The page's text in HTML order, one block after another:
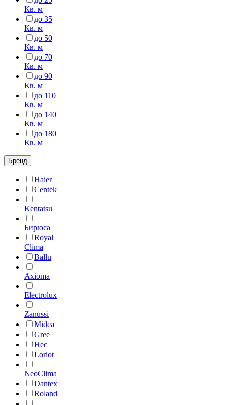
Кв. м
до 35
Кв. м
до 50
Кв. м
до 70
Кв. м
до 90
Кв. м
до 110
Кв. м
до 140
Кв. м
до 180
Кв. м
Бренд
Haier
Centek
Kentatsu
Бирюса
Royal
Clima
Ballu
Axioma
Electrolux
Zanussi
Midea
Gree
Hec
Loriot
NeoClima
Dantex
Roland